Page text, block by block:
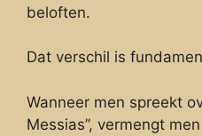
beloften.
Dat verschil is
Wanneer men spreekt
Messias”, vermengt